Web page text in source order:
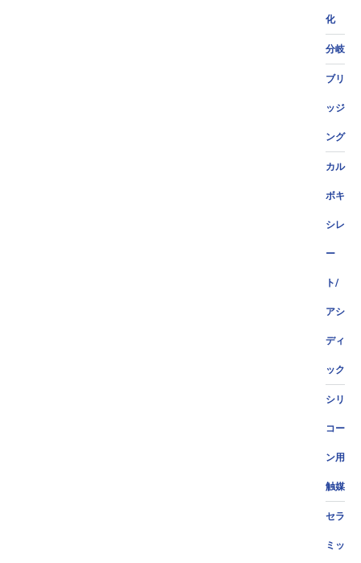
化
分岐
ブリ
ッジ
ング
カル
ボキ
シレ
ー
ト/
アシ
ディ
ック
シリ
コー
ン用
触媒
セラ
ミッ